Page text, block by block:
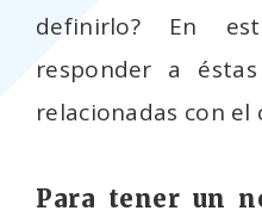
definirlo? En
responder a
relacionadas con el
Para tener un